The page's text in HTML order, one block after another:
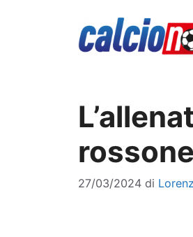
27/03/2024 di